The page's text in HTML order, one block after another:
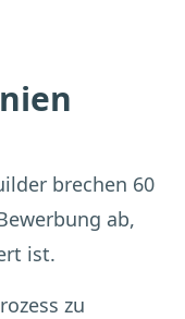
brechen 60
ab,
ist.
zu